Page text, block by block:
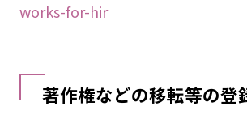
works-for-hir
著作権などの移転等の登